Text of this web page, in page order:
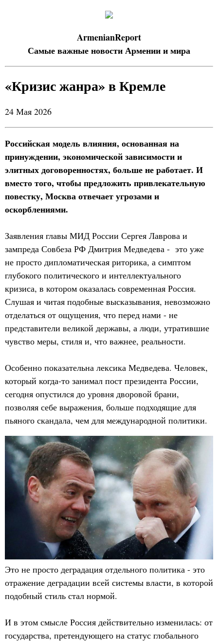
ArmenianReport
Самые важные новости Армении и мира
«Кризис жанра» в Кремле
24 Мая 2026
Российская модель влияния, основанная на
принуждении, экономической зависимости и
элитных договоренностях, больше не работает. И
вместо того, чтобы предложить привлекательную
повестку, Москва отвечает угрозами и
оскорблениями.
Заявления главы МИД России Сергея Лаврова и
зампреда Совбеза РФ Дмитрия Медведева - это уже
не просто дипломатическая риторика, а симптом
глубокого политического и интеллектуального
кризиса, в котором оказалась современная Россия.
Слушая и читая подобные высказывания, невозможно
отделаться от ощущения, что перед нами - не
представители великой державы, а люди, утратившие
чувство меры, стиля и, что важнее, реальности.
Особенно показательна лексика Медведева. Человек,
который когда-то занимал пост президента России,
сегодня опустился до уровня дворовой брани,
позволяя себе выражения, больше подходящие для
пьяного скандала, чем для международной политики.
Это не просто деградация отдельного политика - это
отражение деградации всей системы власти, в которой
подобный стиль стал нормой.
И в этом смысле Россия действительно изменилась: от
государства, претендующего на статус глобального